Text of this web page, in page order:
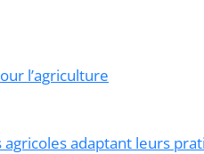
l’agriculture
agricoles adaptant leurs